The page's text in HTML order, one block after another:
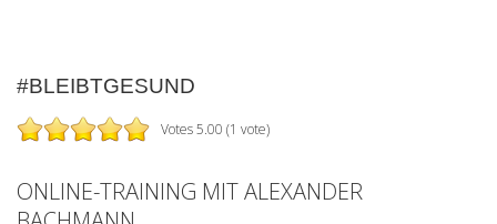
#BLEIBTGESUND
Votes 5.00 (1 vote)
ONLINE-TRAINING MIT ALEXANDER